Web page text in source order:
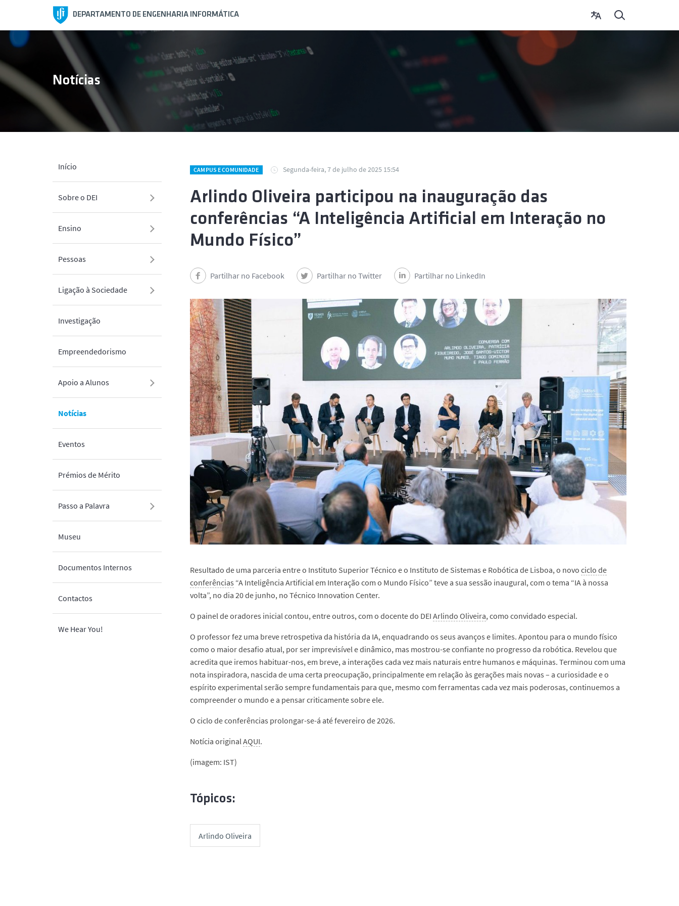
DEPARTAMENTO DE ENGENHARIA INFORMÁTICA
Início
Sobre o DEI
Ensino
Pessoas
Ligação à Sociedade
Investigação
Empreendedorismo
Apoio a Alunos
Notícias
Eventos
Prémios de Mérito
Passo a Palavra
Museu
Documentos Internos
Contactos
We Hear You!
Notícias
CAMPUS E COMUNIDADE Segunda-feira, 7 de julho de 2025 15:54
Arlindo Oliveira participou na inauguração das
conferências “A Inteligência Artificial em Interação no
Mundo Físico”
Partilhar no Facebook Partilhar no Twitter Partilhar no LinkedIn
Resultado de uma parceria entre o Instituto Superior Técnico e o Instituto de Sistemas e Robótica de Lisboa, o novo ciclo de
conferências “A Inteligência Artificial em Interação com o Mundo Físico” teve a sua sessão inaugural, com o tema “IA à nossa
volta”, no dia 20 de junho, no Técnico Innovation Center.
O painel de oradores inicial contou, entre outros, com o docente do DEI Arlindo Oliveira, como convidado especial.
O professor fez uma breve retrospetiva da história da IA, enquadrando os seus avanços e limites. Apontou para o mundo físico
como o maior desafio atual, por ser imprevisível e dinâmico, mas mostrou-se confiante no progresso da robótica. Revelou que
acredita que iremos habituar-nos, em breve, a interações cada vez mais naturais entre humanos e máquinas. Terminou com uma
nota inspiradora, nascida de uma certa preocupação, principalmente em relação às gerações mais novas – a curiosidade e o
espírito experimental serão sempre fundamentais para que, mesmo com ferramentas cada vez mais poderosas, continuemos a
compreender o mundo e a pensar criticamente sobre ele.
O ciclo de conferências prolongar-se-á até fevereiro de 2026.
Notícia originalAQUI.
(imagem: IST)
Tópicos:
Arlindo Oliveira